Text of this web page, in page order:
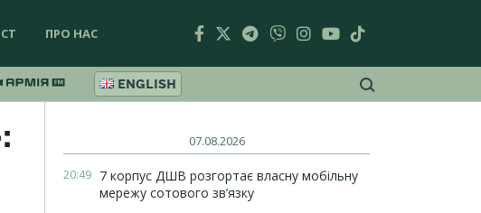
ПРО НАС
ENGLISH
07.08.2026
20:49 7 корпус ДШВ розгортає власну мобільну
мережу сотового зв’язку